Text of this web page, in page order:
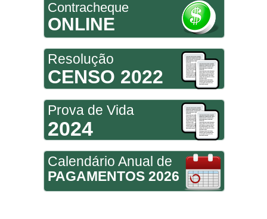
Contracheque
ONLINE
Resolução
CENSO 2022
Prova de Vida
2024
Calendário Anual de
PAGAMENTOS 2026